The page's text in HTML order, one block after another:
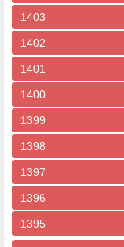
1403
1402
1401
1400
1399
1398
1397
1396
1395